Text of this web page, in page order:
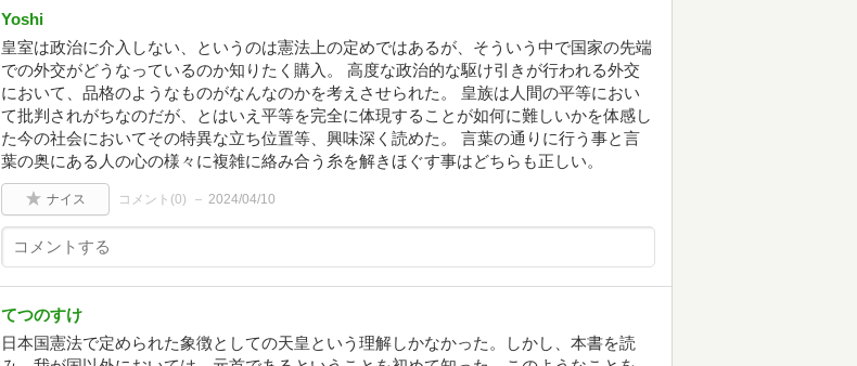
Yoshi
皇室は政治に介入しない、というのは憲法上の定めではあるが、そういう中で国家の先端
での外交がどうなっているのか知りたく購入。 高度な政治的な駆け引きが行われる外交
において、品格のようなものがなんなのかを考えさせられた。 皇族は人間の平等におい
て批判されがちなのだが、とはいえ平等を完全に体現することが如何に難しいかを体感し
た今の社会においてその特異な立ち位置等、興味深く読めた。 言葉の通りに行う事と言
葉の奥にある人の心の様々に複雑に絡み合う糸を解きほぐす事はどちらも正しい。
ナイス コメント(0) 2024/04/10
てつのすけ
日本国憲法で定められた象徴としての天皇という理解しかなかった。しかし、本書を読